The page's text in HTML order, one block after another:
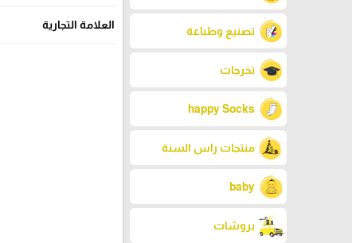
تصنيع وطباعة
تخرجات
happy Socks
منتجات راس السنة
baby
بروشات
العلامة التجارية